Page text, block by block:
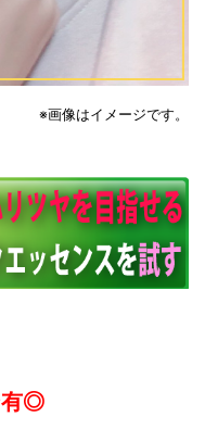
※画像はイメージです。
有◎